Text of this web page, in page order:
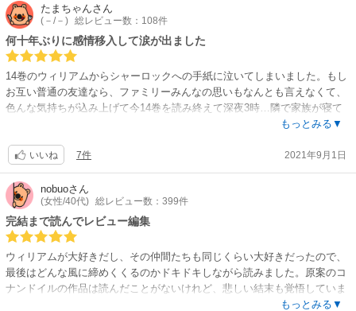
ます。当時の貴族社会における社会の闇が想像以上に深く濃く、あまりの
痛々しさ・無慈悲さに怒りを覚えるような場面もありました。歴史ロマン
と言ったのは、階級社会から民主化への変遷を知る手がかりにもなるかな
と思ったからです。物語の骨格とも言える《犯罪》ですが、一言で「完全
悪」とは言い切れない複雑な事件・人間関係も見どころで、どう頑張って
も《必要悪》を認めざるをえない、やり切れない気持ちにさせられ、深く
考えさせられる作品です。中にはちょっと笑ってしまうようなウィットに
富んだ軽い話もありますが、本質のテーマはかなり重く暗いと思います。
たまちゃんさん
(－/－) 総レビュー数：108件
何十年ぶりに感情移入して涙が出ました
14巻のウィリアムからシャーロックへの手紙に泣いてしまいました。もし
お互い普通の友達なら、ファミリーみんなの思いもなんとも言えなくて、
色んな気持ちが込み上げて今14巻を読み終えて深夜3時…隣で家族が寝て
る中、泣きながら読んで、レビューを書かずにはいられませんでした。漫
言一句読み込んでしまうほど本当に魅力的なんです。久しぶりにいい漫画
に出会えたなぁと、知れて、読めて良かったなと思ってしまうほど。そし
て、シャーロックホームズはコナンのイメージでしか知らなかったけど、
漫画を読むごとに登場人物や地名等、ネットで調べながら読んでいました
(これがまた面白いんです本当に！)。最後の事件のこともネットで調べて
から読みましたが、まだ物語が続くようで良かった、、！これからも絶対
読み続けたいと思える漫画です。※3/9追記 第一部完結とても良かったで
す…。またまた深夜に1人涙を拭きながら読みました。なんといっていい
か、とても綺麗で心が温かくなる終わり方で…良かったですとにか
く！！！真夜中のレビューでした。二部もまた見れるなんて最高…
もっとみる▼
いいね 7件 2021年9月1日
nobuoさん
(女性/40代) 総レビュー数：399件
完結まで読んでレビュー編集
ウィリアムが大好きだし、その仲間たちも同じくらい大好きだったので、
最後はどんな風に締めくくるのかドキドキしながら読みました。原案のコ
ナンドイルの作品は読んだことがないけれど、悲しい結末も覚悟していま
した。最後まで読んで、想像していなかったラストでしたが、穏やかで平
もっとみる▼